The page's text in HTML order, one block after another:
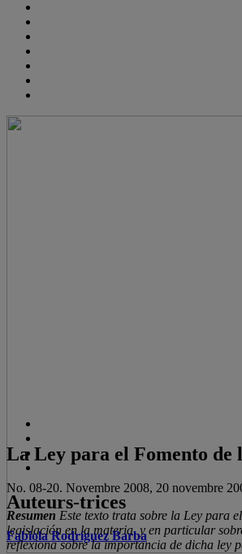
La Ley para el Fomento
No. 08-20. Novembre 2008, 20 novembre
Resumen Este texto trata sobre la Ley para
legislación en la materia, y en particular
reflexiona sobre la importancia de dicha ley
Auteurs-trices
Fabiola Rodríguez Barba